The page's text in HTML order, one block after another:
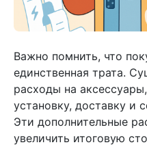
Важно помнить, что
единственная трата.
расходы на
установку, доставку и
Эти дополнительные
увеличить итоговую